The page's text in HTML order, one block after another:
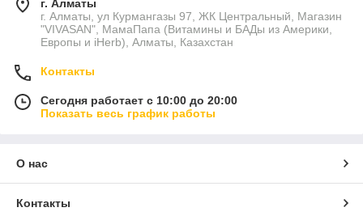
г. Алматы
г. Алматы, ул Курмангазы 97, ЖК Центральный, Магазин
"VIVASAN", МамаПапа (Витамины и БАДы из Америки,
Европы и iHerb), Алматы, Казахстан
Контакты
Сегодня работает с 10:00 до 20:00
Показать весь график работы
О нас
Контакты